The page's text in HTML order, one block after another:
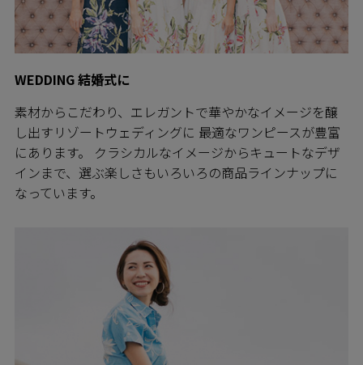
WEDDING 結婚式に
素材からこだわり、エレガントで華やかなイメージを醸
し出すリゾートウェディングに 最適なワンピースが豊富
にあります。 クラシカルなイメージからキュートなデザ
インまで、選ぶ楽しさもいろいろの商品ラインナップに
なっています。